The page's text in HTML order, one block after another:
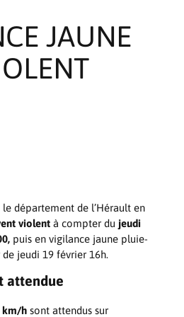
JAUNE
département de l’Hérault en
violentà compter du jeudi
puis en vigilance jaune pluie-
jeudi 19 février 16h.
attendue
km/hsont attendus sur